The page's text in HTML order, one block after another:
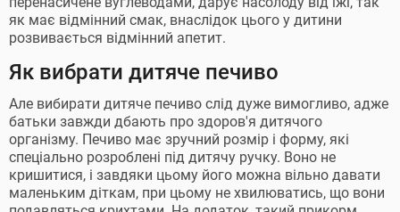
як має відмінний смак, внаслідок цього у дитини
розвивається відмінний апетит.
Як вибрати дитяче печиво
Але вибирати дитяче печиво слід дуже вимогливо, адже
батьки завжди дбають про здоров'я дитячого
організму. Печиво має зручний розмір і форму, які
спеціально розроблені під дитячу ручку. Воно не
кришитися, і завдяки цьому його можна вільно давати
маленьким діткам, при цьому не хвилюватись, що вони